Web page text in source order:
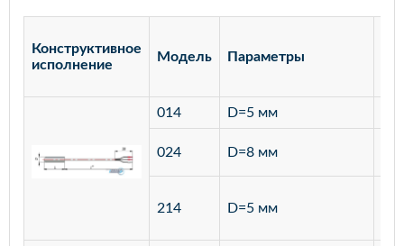
Конструктивное
исполнение
Модель Параметры
014 D=5 мм
024 D=8 мм
214 D=5 мм